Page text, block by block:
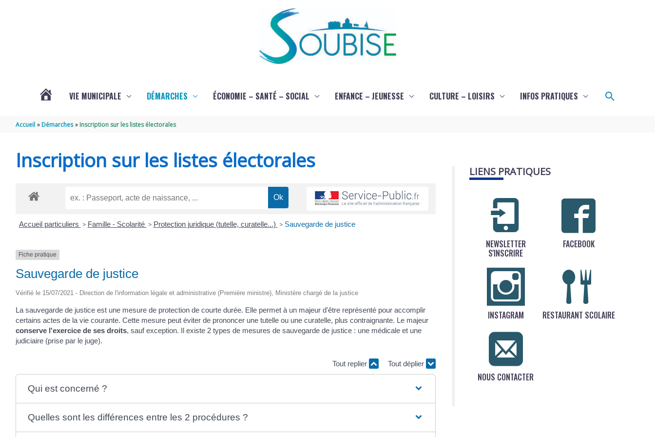
SOUBISE
VIE MUNICIPALE DÉMARCHES ÉCONOMIE – SANTÉ – SOCIAL ENFANCE – JEUNESSE CULTURE – LOISIRS INFOS PRATIQUES
Accueil Démarches Inscription sur les listes électorales
Inscription sur les listes électorales
Accueil particuliers > Famille - Scolarité > Protection juridique (tutelle, curatelle...) > Sauvegarde de justice
Fiche pratique
Sauvegarde de justice
Vérifié le 15/07/2021 - Direction de l'information légale et administrative (Première ministre), Ministère chargé de la justice
La sauvegarde de justice est une mesure de protection de courte durée. Elle permet à un majeur d'être représenté pour accomplir
certains actes de la vie courante. Cette mesure peut éviter de prononcer une tutelle ou une curatelle, plus contraignante. Le majeur
conserve l'exercice de ses droits, sauf exception. Il existe 2 types de mesures de sauvegarde de justice : une médicale et une
judiciaire (prise par le juge).
Tout replier Tout déplier
Qui est concerné ?
Quelles sont les différences entre les 2 procédures ?
LIENS PRATIQUES
NEWSLETTER
S'INSCRIRE
FACEBOOK
INSTAGRAM RESTAURANT SCOLAIRE
NOUS CONTACTER